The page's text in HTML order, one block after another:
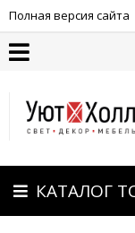
Полная версия сайта
Оплата
Доставка
КАТАЛОГ